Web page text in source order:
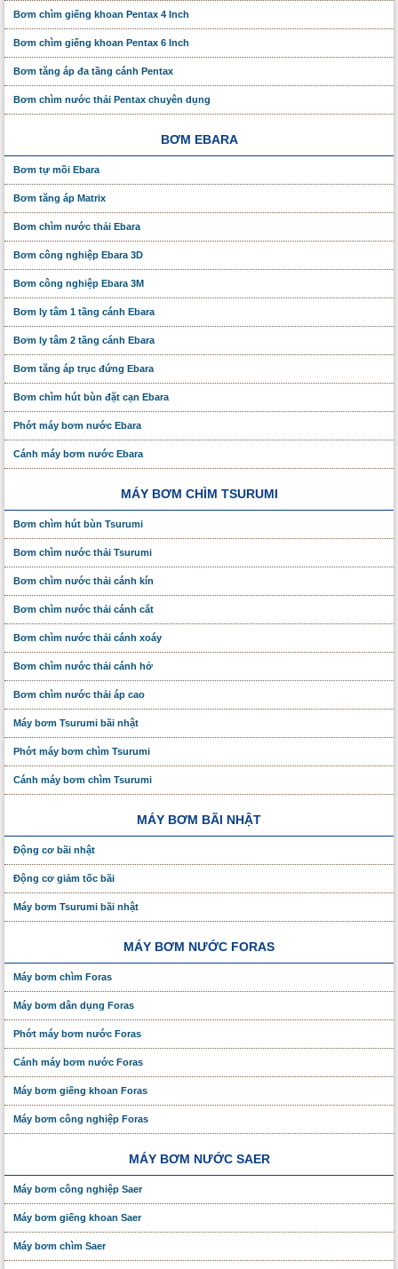
Bơm chìm giếng khoan Pentax 4 Inch
Bơm chìm giếng khoan Pentax 6 Inch
Bơm tăng áp đa tầng cánh Pentax
Bơm chìm nước thải Pentax chuyên dụng
BƠM EBARA
Bơm tự mồi Ebara
Bơm tăng áp Matrix
Bơm chìm nước thải Ebara
Bơm công nghiệp Ebara 3D
Bơm công nghiệp Ebara 3M
Bơm ly tâm 1 tầng cánh Ebara
Bơm ly tâm 2 tầng cánh Ebara
Bơm tăng áp trục đứng Ebara
Bơm chìm hút bùn đặt cạn Ebara
Phớt máy bơm nước Ebara
Cánh máy bơm nước Ebara
MÁY BƠM CHÌM TSURUMI
Bơm chìm hút bùn Tsurumi
Bơm chìm nước thải Tsurumi
Bơm chìm nước thải cánh kín
Bơm chìm nước thải cánh cắt
Bơm chìm nước thải cánh xoáy
Bơm chìm nước thải cánh hở
Bơm chìm nước thải áp cao
Máy bơm Tsurumi bãi nhật
Phớt máy bơm chìm Tsurumi
Cánh máy bơm chìm Tsurumi
MÁY BƠM BÃI NHẬT
Động cơ bãi nhật
Động cơ giảm tốc bãi
Máy bơm Tsurumi bãi nhật
MÁY BƠM NƯỚC FORAS
Máy bơm chìm Foras
Máy bơm dân dụng Foras
Phớt máy bơm nước Foras
Cánh máy bơm nước Foras
Máy bơm giếng khoan Foras
Máy bơm công nghiệp Foras
MÁY BƠM NƯỚC SAER
Máy bơm công nghiệp Saer
Máy bơm giếng khoan Saer
Máy bơm chìm Saer